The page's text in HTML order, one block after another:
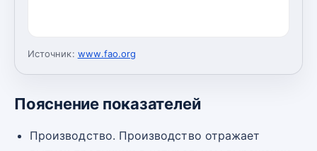
Источник: www.fao.org
Пояснение показателей
Производство. Производство отражает